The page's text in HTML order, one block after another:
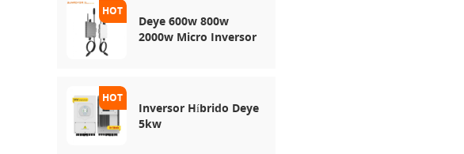
Deye 600w 800w
2000w Micro Inversor
Inversor Híbrido Deye
5kw